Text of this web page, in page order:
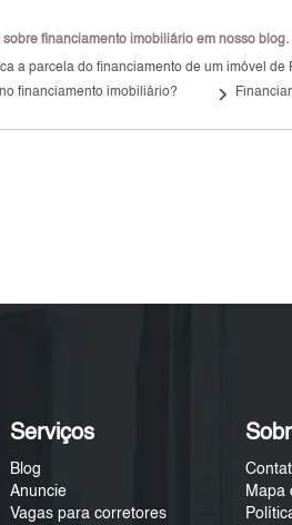
financiamento imobiliário em nosso
a parcela do financiamento de um imóvel de
financiamento imobiliário? keyboard_arrow_right
Serviços
Blog
Anuncie
Vagas para corretores
Mapa